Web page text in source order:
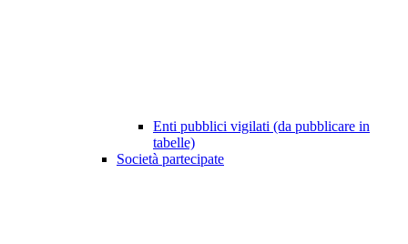
Enti pubblici vigilati (da pubblicare in
tabelle)
Società partecipate